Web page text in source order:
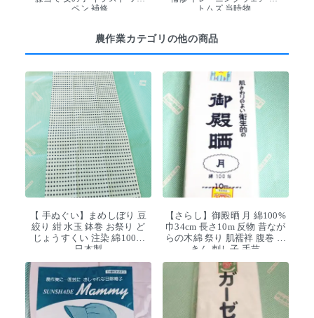
ペン 補修
トムズ 当時物
農作業カテゴリの他の商品
【 手ぬぐい】まめしぼり 豆
絞り 紺 水玉 鉢巻 お祭り ど
じょうすくい 注染 綿100%
日本製
【さらし】御殿晒 月 綿100%
巾34cm 長さ10m 反物 昔なが
らの木綿 祭り 肌襦袢 腹巻 ふ
きん 刺し子 手芸